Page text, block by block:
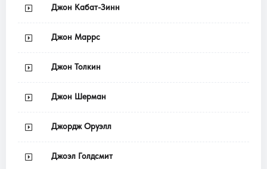
Джон Кабат-Зинн
Джон Маррс
Джон Толкин
Джон Шерман
Джордж Оруэлл
Джоэл Голдсмит